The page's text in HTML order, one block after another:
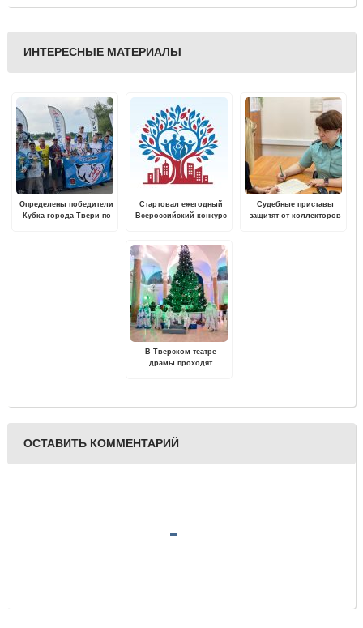
ИНТЕРЕСНЫЕ МАТЕРИАЛЫ
Определены победители
Кубка города Твери по
Стартовал ежегодный
Всероссийский конкурс
Судебные приставы
защитят от коллекторов
В Тверском театре
драмы проходят
ОСТАВИТЬ КОММЕНТАРИЙ